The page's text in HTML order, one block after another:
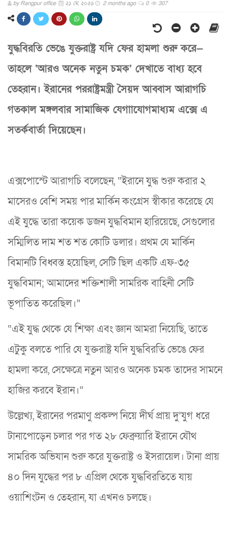
byRangpur office ২১ মে, ২০২৬ 2 months ago 0 307
যুদ্ধবিরতি ভেঙে যুক্তরাষ্ট্র যদি ফের হামলা শুরু করে—
তাহলে ‘আরও অনেক নতুন চমক’ দেখাতে বাধ্য হবে
তেহরান। ইরানের পররাষ্ট্রমন্ত্রী সৈয়দ আব্বাস আরাগচি
গতকাল মঙ্গলবার সামাজিক যেগাাযোগমাধ্যম এক্সে এ
সতর্কবার্তা দিয়েছেন।
এক্সপোস্টে আরাগচি বলেছেন, “ইরানে যুদ্ধ শুরু করার ২
মাসেরও বেশি সময় পার মার্কিন কংগ্রেস স্বীকার করেছে যে
এই যুদ্ধে তারা কয়েক ডজন যুদ্ধবিমান হারিয়েছে, সেগুলোর
সম্মিলিত দাম শত শত কোটি ডলার। প্রথম যে মার্কিন
বিমানটি বিধ্বস্ত হয়েছিল, সেটি ছিল একটি এফ-৩৫
যুদ্ধবিমান; আমাদের শক্তিশালী সামরিক বাহিনী সেটি
ভূপাতিত করেছিল।”
“এই যুদ্ধ থেকে যে শিক্ষা এবং জ্ঞান আমরা নিয়েছি, তাতে
এটুকু বলতে পারি যে যুক্তরাষ্ট্র যদি যুদ্ধবিরতি ভেঙে ফের
হামলা করে, সেক্ষেত্রে নতুন আরও অনেক চমক তাদের সামনে
হাজির করবে ইরান।”
উল্লেখ্য, ইরানের পরমাণু প্রকল্প নিয়ে দীর্ঘ প্রায় দু’যুগ ধরে
টানাপোড়েন চলার পর গত ২৮ ফেব্রুয়ারি ইরানে যৌথ
সামরিক অভিযান শুরু করে যুক্তরাষ্ট্র ও ইসরায়েল। টানা প্রায়
৪০ দিন যুদ্ধের পর ৮ এপ্রিল থেকে যুদ্ধবিরতিতে যায়
ওয়াশিংটন ও তেহরান, যা এখনও চলছে।